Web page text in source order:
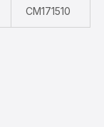
CM171510